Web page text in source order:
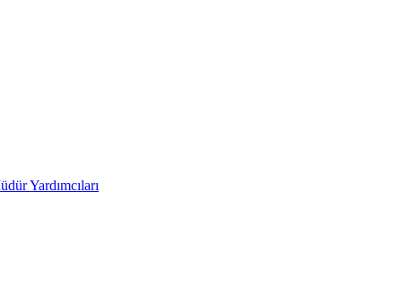
Yardımcıları